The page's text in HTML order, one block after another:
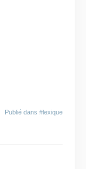
Publié dans #lexique